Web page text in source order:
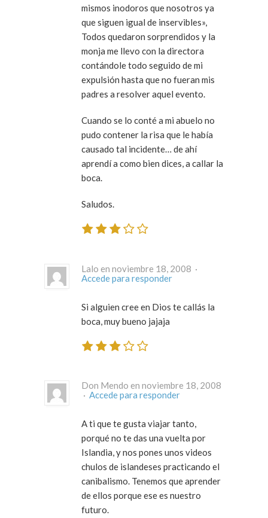
mismos inodoros que nosotros ya
que siguen igual de inservibles»,
Todos quedaron sorprendidos y la
monja me llevo con la directora
contándole todo seguido de mi
expulsión hasta que no fueran mis
padres a resolver aquel evento.
Cuando se lo conté a mi abuelo no
pudo contener la risa que le había
causado tal incidente… de ahí
aprendí a como bien dices, a callar la
boca.
Saludos.
Lalo en noviembre 18, 2008 ·
Accede para responder
Si alguien cree en Dios te callás la
boca, muy bueno jajaja
Don Mendo en noviembre 18, 2008
· Accede para responder
A ti que te gusta viajar tanto,
porqué no te das una vuelta por
Islandia, y nos pones unos videos
chulos de islandeses practicando el
canibalismo. Tenemos que aprender
de ellos porque ese es nuestro
futuro.